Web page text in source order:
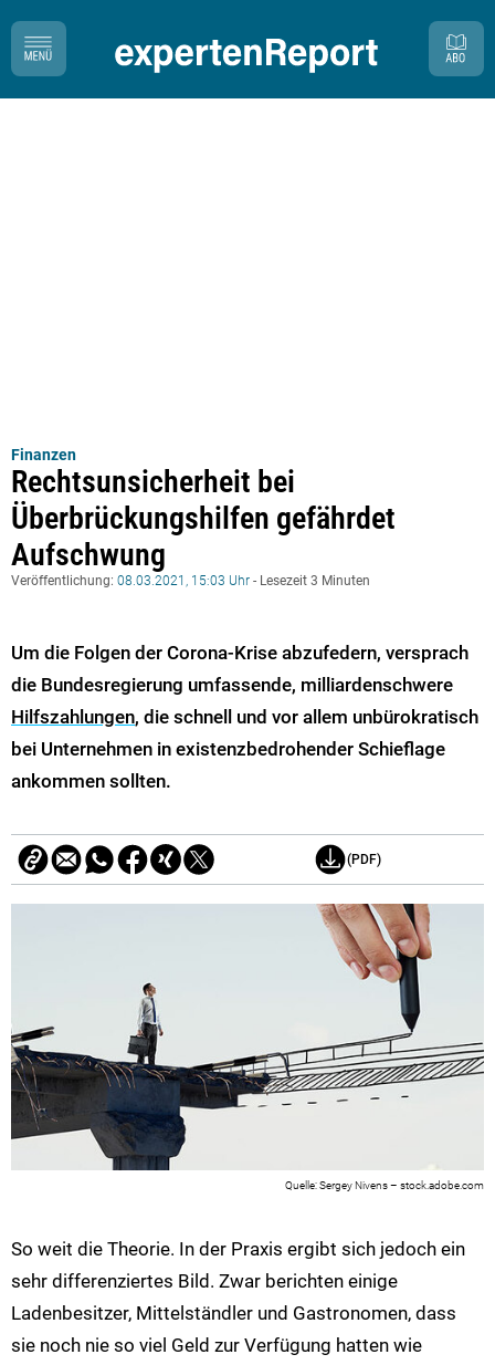
Finanzen
Rechtsunsicherheit bei
Überbrückungshilfen gefährdet
Aufschwung
Veröffentlichung: 08.03.2021, 15:03 Uhr - Lesezeit 3 Minuten
Um die Folgen der Corona-Krise abzufedern, versprach
die Bundesregierung umfassende, milliardenschwere
Hilfszahlungen, die schnell und vor allem unbürokratisch
bei Unternehmen in existenzbedrohender Schieflage
ankommen sollten.
(PDF)
Sergey Nivens – stock.adobe.com
So weit die Theorie. In der Praxis ergibt sich jedoch ein
sehr differenziertes Bild. Zwar berichten einige
Ladenbesitzer, Mittelständler und Gastronomen, dass
sie noch nie so viel Geld zur Verfügung hatten wie